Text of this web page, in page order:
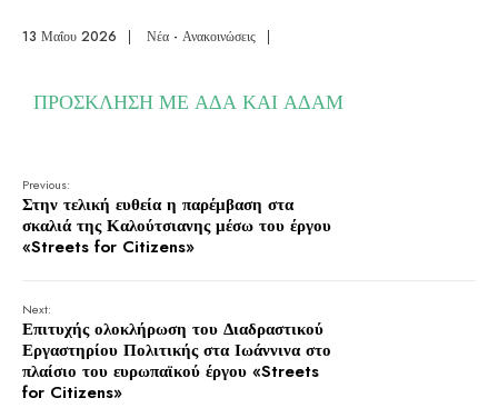
13 Μαΐου 2026 | Νέα - Ανακοινώσεις |
ΠΡΟΣΚΛΗΣΗ ΜΕ ΑΔΑ ΚΑΙ ΑΔΑΜ
Previous:
Στην τελική ευθεία η παρέμβαση στα
σκαλιά της Καλούτσιανης μέσω του έργου
«Streets for Citizens»
Next:
Επιτυχής ολοκλήρωση του Διαδραστικού
Εργαστηρίου Πολιτικής στα Ιωάννινα στο
πλαίσιο του ευρωπαϊκού έργου «Streets
for Citizens»